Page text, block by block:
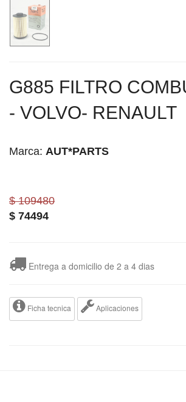
G885 FILTRO
- VOLVO- RENAULT
Marca: AUT*PARTS
$ 109480
$ 74494
Entrega a domicilio de 2 a 4 dias
Ficha tecnica Aplicaciones